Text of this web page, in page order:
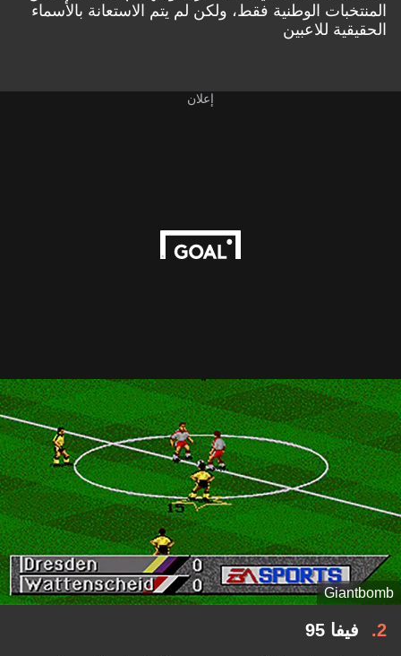
المنتخبات الوطنية فقط، ولكن لم يتم الاستعانة بالأسماء
الحقيقية للاعبين
إعلان
Giantbomb
2 فيفا 95